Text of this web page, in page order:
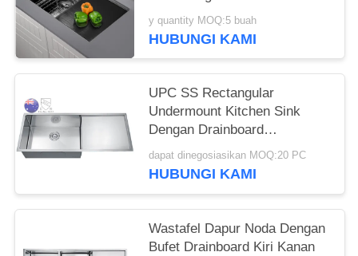
y quantity MOQ:5 buah
HUBUNGI KAMI
UPC SS Rectangular
Undermount Kitchen Sink
Dengan Drainboard
Household
dapat dinegosiasikan MOQ:20 PC
HUBUNGI KAMI
Wastafel Dapur Noda Dengan
Bufet Drainboard Kiri Kanan